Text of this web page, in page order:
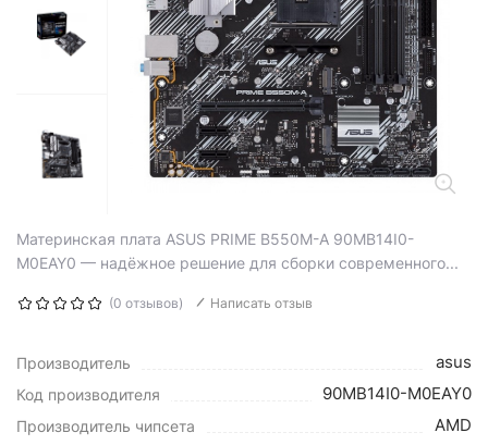
Материнская плата ASUS PRIME B550M-A 90MB14I0-
M0EAY0 — надёжное решение для сборки современного...
(0 отзывов) Написать отзыв
Производитель asus
Код производителя 90MB14I0-M0EAY0
Производитель чипсета AMD